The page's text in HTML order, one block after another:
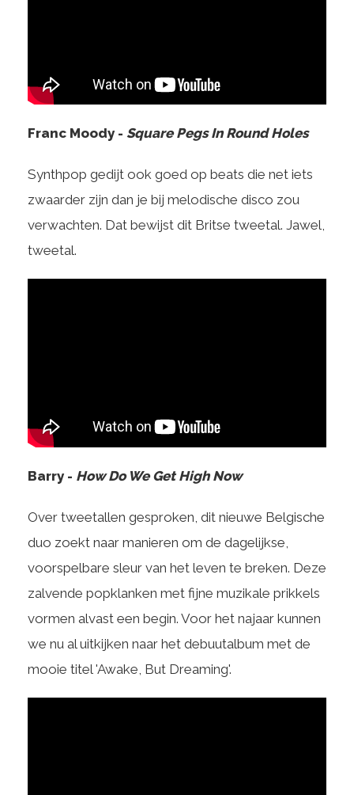
Franc Moody - Square Pegs In Round Holes
Synthpop gedijt ook goed op beats die net iets
zwaarder zijn dan je bij melodische disco zou
verwachten. Dat bewijst dit Britse tweetal. Jawel,
tweetal.
Barry - How Do We Get High Now
Over tweetallen gesproken, dit nieuwe Belgische
duo zoekt naar manieren om de dagelijkse,
voorspelbare sleur van het leven te breken. Deze
zalvende popklanken met fijne muzikale prikkels
vormen alvast een begin. Voor het najaar kunnen
we nu al uitkijken naar het debuutalbum met de
mooie titel 'Awake, But Dreaming'.